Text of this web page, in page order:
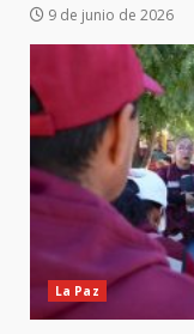
9 de junio de 2026
La Paz